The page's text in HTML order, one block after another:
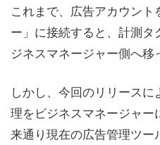
これまで、広告アカウン
ー」に接続すると、計測
ジネスマネージャー側へ移
しかし、今回のリリース
理をビジネスマネージャ
来通り現在の広告管理ツ